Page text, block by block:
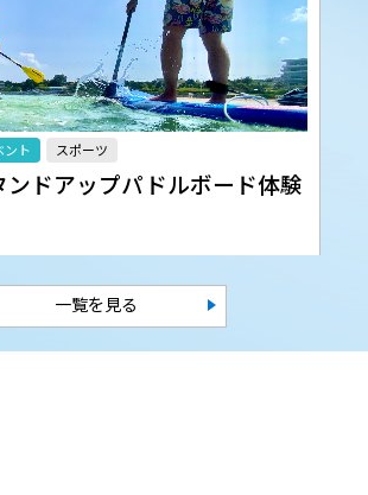
ント スポーツ
ンドアップパドルボード体験
一覧を見る